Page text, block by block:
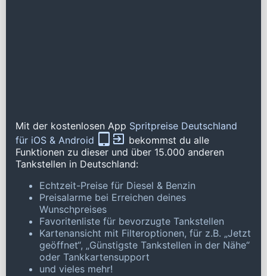
Mit der kostenlosen App Spritpreise Deutschland
für iOS & Android
bekommst du alle
Funktionen zu dieser und über 15.000 anderen
Tankstellen in Deutschland:
Echtzeit-Preise für Diesel & Benzin
Preisalarme bei Erreichen deines
Wunschpreises
Favoritenliste für bevorzugte Tankstellen
Kartenansicht mit Filteroptionen, für z.B. „Jetzt
geöffnet“, „Günstigste Tankstellen in der Nähe“
oder Tankkartensupport
und vieles mehr!